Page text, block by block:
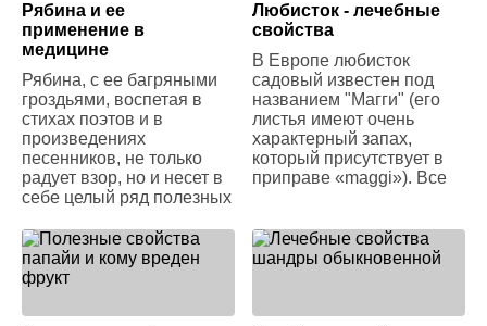
Рябина и ее
применение в
медицине
Рябина, с ее багряными
гроздьями, воспетая в
стихах поэтов и в
произведениях
песенников, не только
радует взор, но и несет в
себе целый ряд полезных
Любисток - лечебные
свойства
В Европе любисток
садовый известен под
названием "Магги" (его
листья имеют очень
характерный запах,
который присутствует в
приправе «maggi»). Все